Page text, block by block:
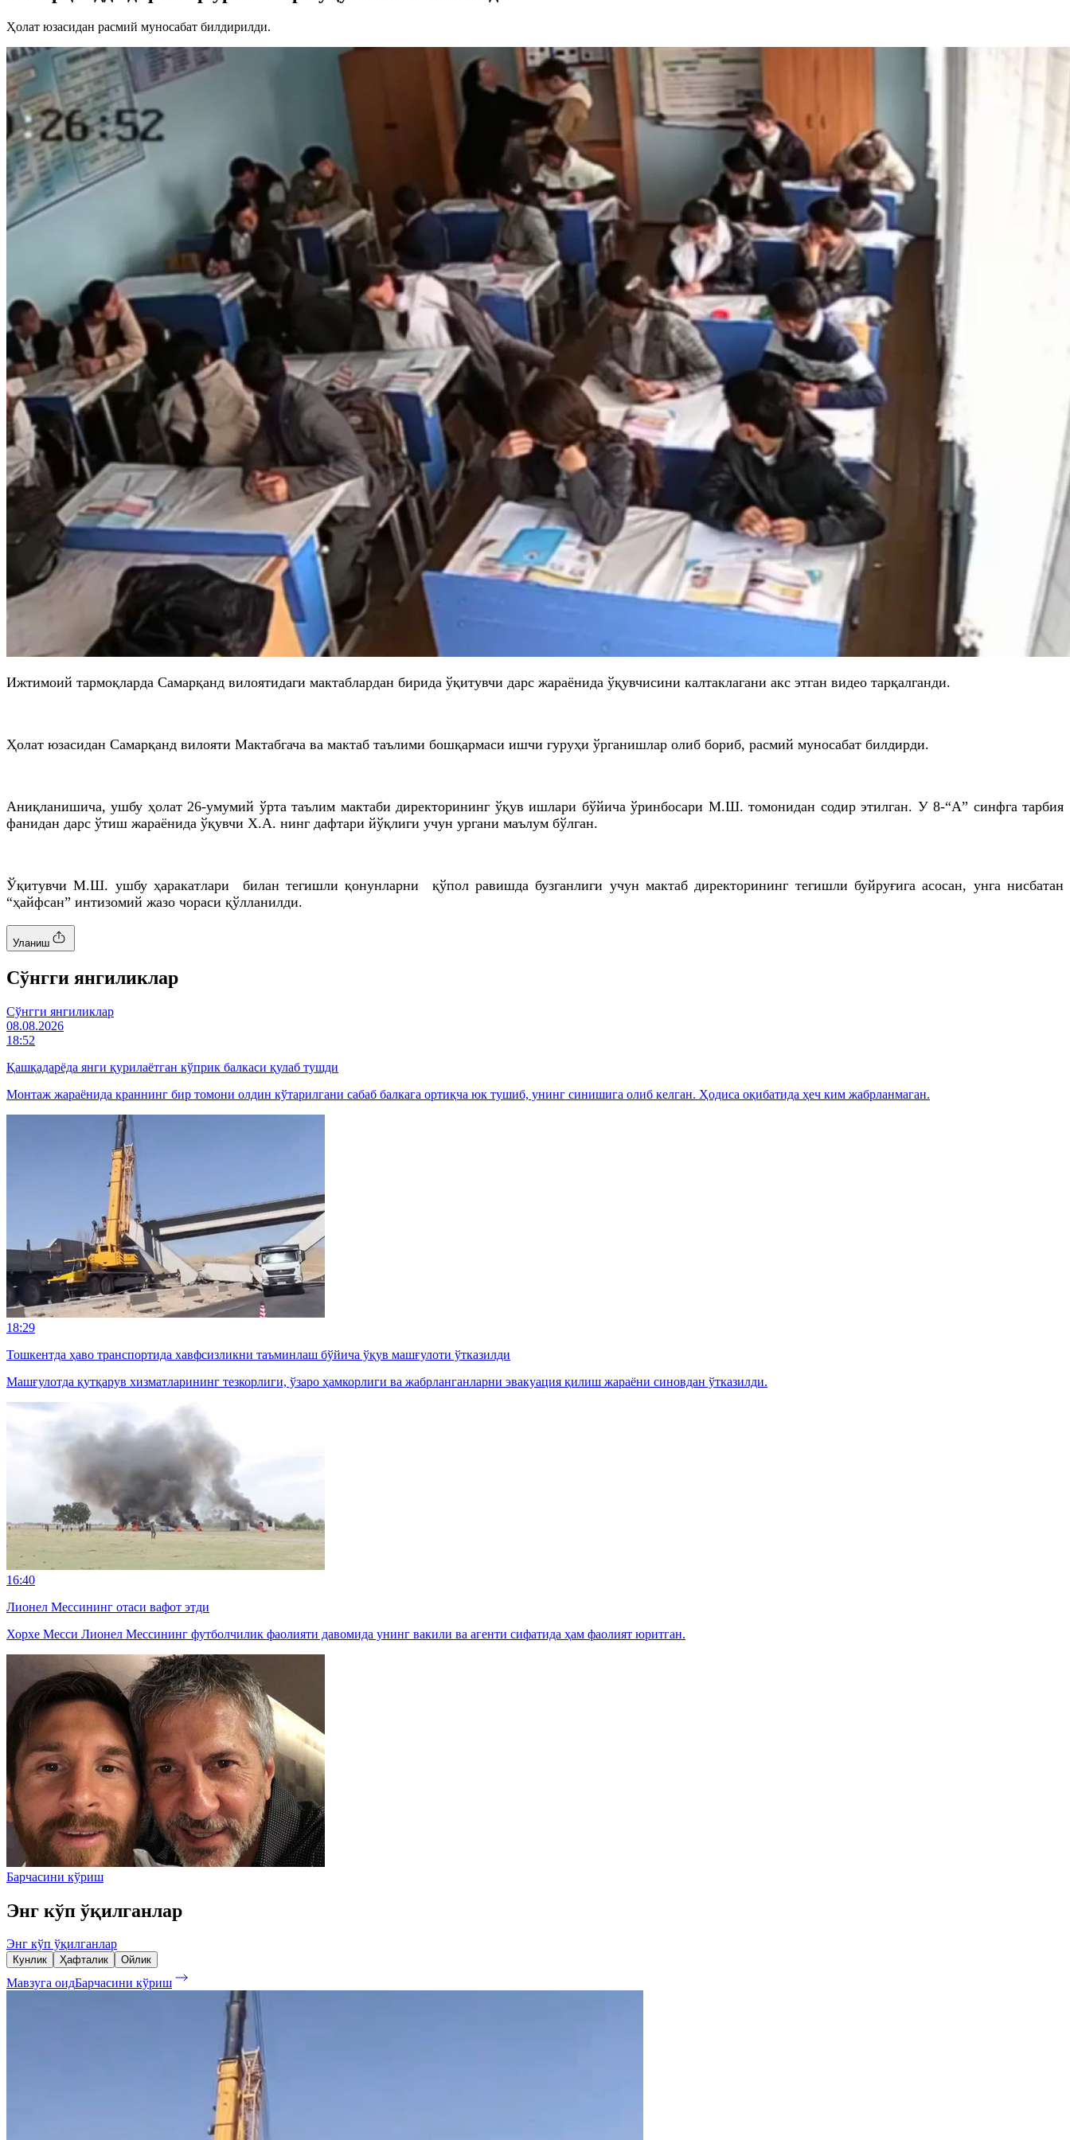
Ҳолат юзасидан расмий муносабат билдирилди.
Ижтимоий тармоқларда Самарқанд вилоятидаги мактаблардан бирида ўқитувчи дарс жараёнида ўқувчисини калтаклагани акс этган видео тарқалганди.
Ҳолат юзасидан Самарқанд вилояти Мактабгача ва мактаб таълими бошқармаси ишчи гуруҳи ўрганишлар олиб бориб, расмий муносабат билдирди.
Аниқланишича, ушбу ҳолат 26-умумий ўрта таълим мактаби директорининг ўқув ишлари бўйича ўринбосари М.Ш. томонидан содир этилган. У 8-“А” синфга тарбия
фанидан дарс ўтиш жараёнида ўқувчи Х.А. нинг дафтари йўқлиги учун ургани маълум бўлган.
Ўқитувчи М.Ш. ушбу ҳаракатлари билан тегишли қонунларни қўпол равишда бузганлиги учун мактаб директорининг тегишли буйруғига асосан, унга нисбатан
“ҳайфсан” интизомий жазо чораси қўлланилди.
Уланиш
Cўнгги янгиликлар
Cўнгги янгиликлар
08.08.2026
18:52
Қашқадарёда янги қурилаётган кўприк балкаси қулаб тушди
Монтаж жараёнида краннинг бир томони олдин кўтарилгани сабаб балкага ортиқча юк тушиб, унинг синишига олиб келган. Ҳодиса оқибатида ҳеч ким жабрланмаган.
18:29
Тошкентда ҳаво транспортида хавфсизликни таъминлаш бўйича ўқув машғулоти ўтказилди
Машғулотда қутқарув хизматларининг тезкорлиги, ўзаро ҳамкорлиги ва жабрланганларни эвакуация қилиш жараёни синовдан ўтказилди.
16:40
Лионел Мессининг отаси вафот этди
Хорхе Месси Лионел Мессининг футболчилик фаолияти давомида унинг вакили ва агенти сифатида ҳам фаолият юритган.
Барчасини кўриш
Энг кўп ўқилганлар
Энг кўп ўқилганлар
Кунлик Ҳафталик Ойлик
Мавзуга оидБарчасини кўриш